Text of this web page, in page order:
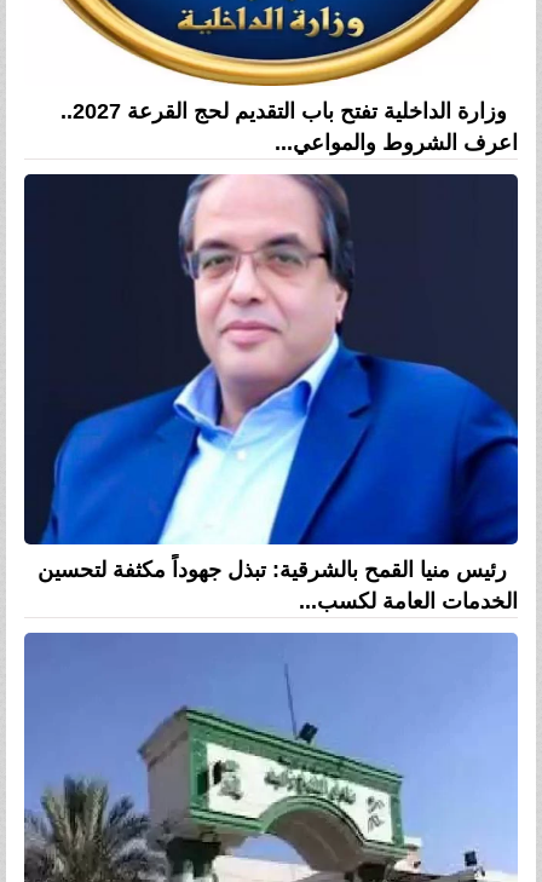
وزارة الداخلية تفتح باب التقديم لحج القرعة 2027..
اعرف الشروط والمواعي...
رئيس منيا القمح بالشرقية: تبذل جهوداً مكثفة لتحسين
الخدمات العامة لكسب...